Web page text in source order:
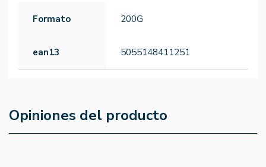
Formato 200G
ean13 5055148411251
Opiniones del producto